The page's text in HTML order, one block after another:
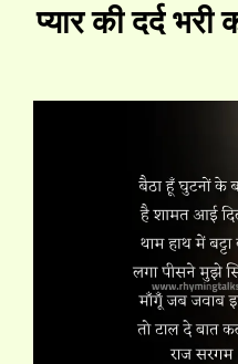
प्यार की दर्द भरी